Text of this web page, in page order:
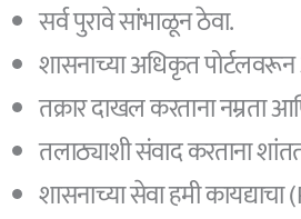
सर्व पुरावे सांभाळून ठेवा.
शासनाच्या अधिकृत पोर्टलवरून
तक्रार दाखल करताना नम्रता
तलाठ्याशी संवाद करताना
शासनाच्या सेवा हमी कायद्याचा